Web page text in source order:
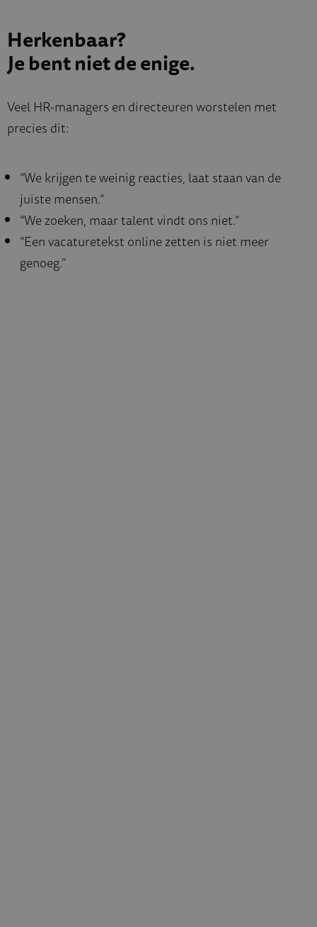
Herkenbaar?
Je bent niet de enige.
Veel HR-managers en directeuren worstelen met
precies dit:
“We krijgen te weinig reacties, laat staan van de
juiste mensen.”
“We zoeken, maar talent vindt ons niet.”
“Een vacaturetekst online zetten is niet meer
genoeg.”